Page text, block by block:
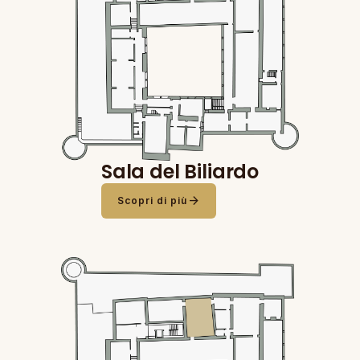
Sala del Biliardo
Scopri di più arrow_forward